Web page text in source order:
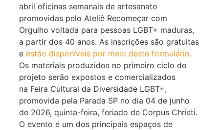
abril oficinas semanais de artesanato
promovidas pelo Ateliê Recomeçar com
Orgulho voltada para pessoas LGBT+ maduras,
a partir dos 40 anos. As inscrições são gratuitas
eestão disponíveis por meio deste formulário.
Os materiais produzidos no primeiro ciclo do
projeto serão expostos e comercializados
na Feira Cultural da Diversidade LGBT+,
promovida pela Parada SP no dia 04 de junho
de 2026, quinta-feira, feriado de Corpus Christi.
O evento é um dos principais espaços de